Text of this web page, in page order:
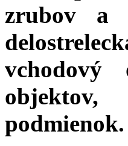
zrubov a
objektov,